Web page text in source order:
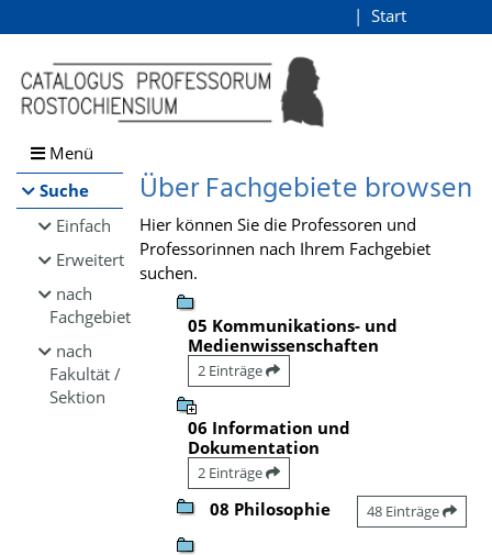
Browsen
direkt zum Inhalt
Start
Menü
Suche
Einfach
Erweitert
nach
Fachgebiet
nach
Fakultät /
Sektion
Über Fachgebiete browsen
Hier können Sie die Professoren und
Professorinnen nach Ihrem Fachgebiet
suchen.
05 Kommunikations- und
Medienwissenschaften
2 Einträge
06 Information und
Dokumentation
2 Einträge
08 Philosophie 48 Einträge